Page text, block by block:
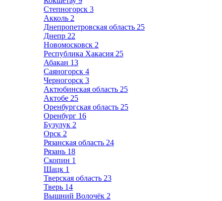
Степногорск 3
Акколь 2
Днепропетровская область 25
Днепр 22
Новомосковск 2
Республика Хакасия 25
Абакан 13
Саяногорск 4
Черногорск 3
Актюбинская область 25
Актобе 25
Оренбургская область 25
Оренбург 16
Бузулук 2
Орск 2
Рязанская область 24
Рязань 18
Скопин 1
Шацк 1
Тверская область 23
Тверь 14
Вышний Волочёк 2